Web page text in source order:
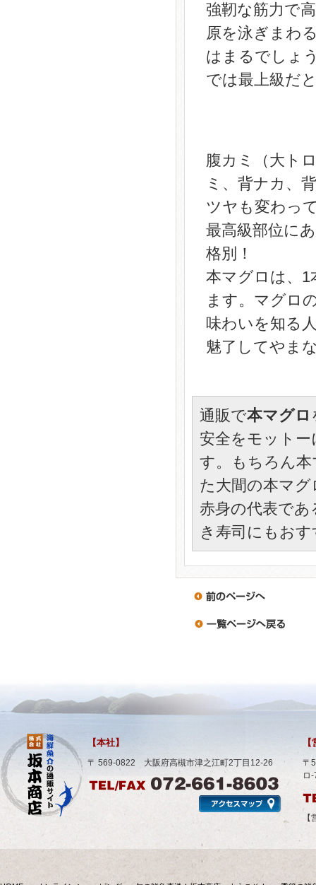
強靭な筋力で
原を泳ぎまわ
はまるでしょ
では最上級だ
腹カミ（大ト
ミ、背ナカ、
ツヤも変わっ
最高級部位に
格別！
本マグロは、1
ます。マグロ
味わいを知る
魅了してやま
通販で本マグロ
安全をモット
す。もちろん
た大間の本マ
赤身の代表で
き寿司にもお
【本社】
〒 569-0822 大阪府高槻市津之江町2丁目12-26
〒
ロ-